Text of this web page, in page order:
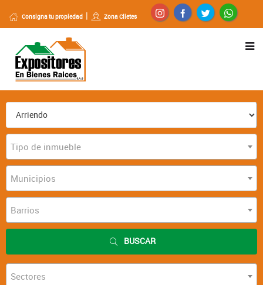
Consigna tu propiedad Zona Clietes
Tipo de inmueble
Municipios
Barrios
BUSCAR
Sectores